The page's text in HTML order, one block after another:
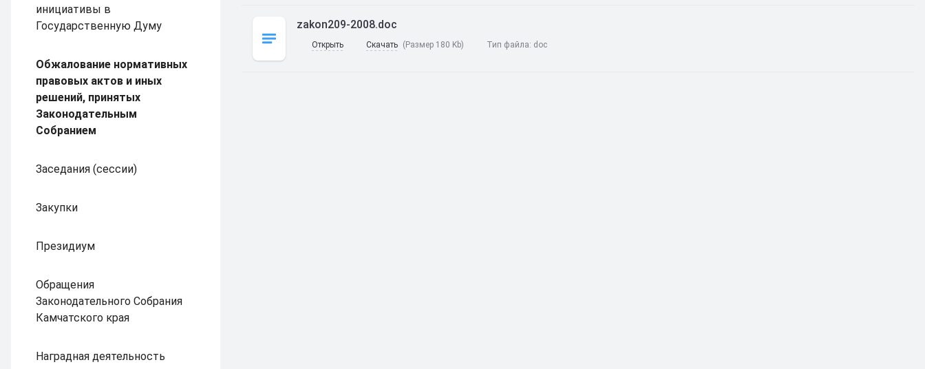
инициативы в
Государственную Думу
Обжалование нормативных
правовых актов и иных
решений, принятых
Законодательным
Собранием
Заседания (сессии)
Закупки
Президиум
Обращения
Законодательного Собрания
Камчатского края
Наградная деятельность
zakon209-2008.doc
Открыть Скачать (Размер 180 Kb) Тип файла: doc